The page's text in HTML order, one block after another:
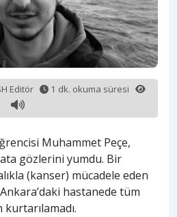
Editör
1 dk. okuma süresi
Muhammet Peçe,
gözlerini yumdu. Bir
(kanser) mücadele eden
hastanede tüm